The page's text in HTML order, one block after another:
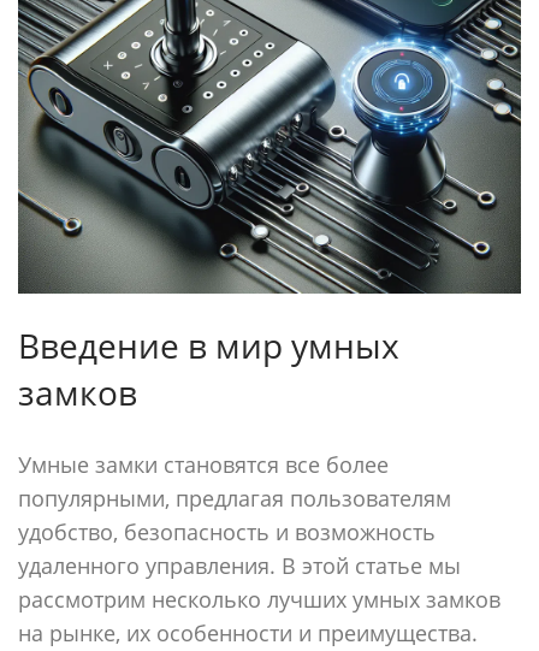
Введение в мир умных
замков
Умные замки становятся все более
популярными, предлагая пользователям
удобство, безопасность и возможность
удаленного управления. В этой статье мы
рассмотрим несколько лучших умных замков
на рынке, их особенности и преимущества.